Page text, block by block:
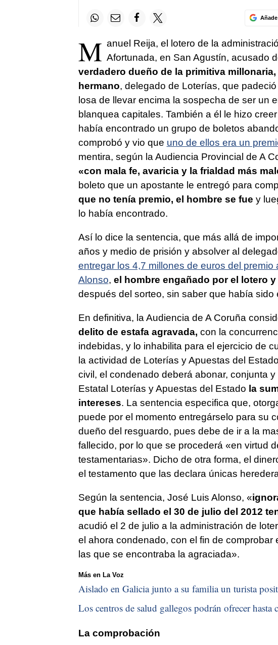
M anuel Reija, el lotero de la
Afortunada, en San Agustín, acusado
verdadero dueño de la primitiva
hermano, delegado de Loterías, que
losa de llevar encima la sospecha de ser un
blanquea capitales. También a él le hizo
había encontrado un grupo de boletos
comprobó y vio que uno de ellos era un
mentira, según la Audiencia Provincial de A
«con mala fe, avaricia y la frialdad más
boleto que un apostante le entregó para
que no tenía premio, el hombre se fue y
lo había encontrado.
Así lo dice la sentencia, que más allá de
años y medio de prisión y absolver al
entregar los 4,7 millones de euros del
Alonso, el hombre engañado por el lotero
después del sorteo, sin saber que había sido
En definitiva, la Audiencia de A Coruña
delito de estafa agravada, con la
indebidas, y lo inhabilita para el ejercicio de
la actividad de Loterías y Apuestas del
civil, el condenado deberá abonar, conjunta
Estatal Loterías y Apuestas del Estado la
intereses. La sentencia especifica que,
puede por el momento entregárselo para su
dueño del resguardo, pues debe de ir a la
fallecido, por lo que se procederá «en virtud
testamentarias». Dicho de otra forma, el
el testamento que las declara únicas
Según la sentencia, José Luis Alonso, «
que había sellado el 30 de julio del 2012
acudió el 2 de julio a la administración de
el ahora condenado, con el fin de
las que se encontraba la agraciada».
Más en La Voz
Aislado en Galicia junto a su familia un turista
Los centros de salud gallegos podrán ofrecer hasta
La comprobación